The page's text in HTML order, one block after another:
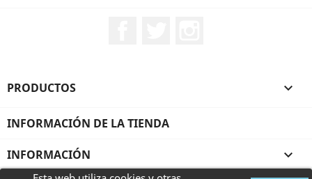
PRODUCTOS 
INFORMACIÓN DE LA TIENDA
INFORMACIÓN 